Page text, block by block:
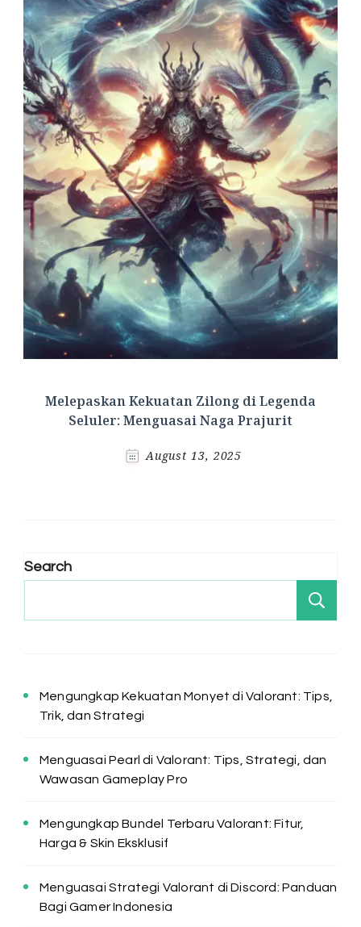
Melepaskan Kekuatan Zilong di Legenda
Seluler: Menguasai Naga Prajurit
August 13, 2025
Search
Mengungkap Kekuatan Monyet di Valorant: Tips,
Trik, dan Strategi
Menguasai Pearl di Valorant: Tips, Strategi, dan
Wawasan Gameplay Pro
Mengungkap Bundel Terbaru Valorant: Fitur,
Harga & Skin Eksklusif
Menguasai Strategi Valorant di Discord: Panduan
Bagi Gamer Indonesia